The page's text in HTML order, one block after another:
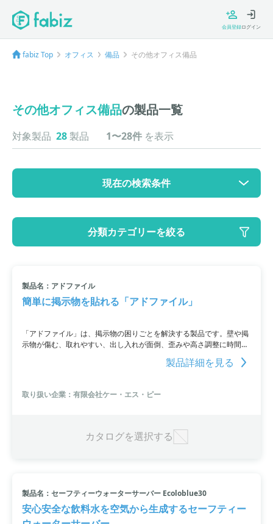
会員登録ログイン
fabiz Top オフィス 備品 その他オフィス備品
その他オフィス備品の製品一覧
対象製品 28 製品 1〜28件 を表示
現在の検索条件
大カテゴリ: オフィス
小カテゴリ: その他オフィス備品
分類カテゴリーを絞る
製品名：アドファイル
簡単に掲示物を貼れる「アドファイル」
「アドファイル」は、掲示物の困りごとを解決する製品です。壁や掲
示物が傷む、取れやすい、出し入れが面倒、歪みや高さ調整に時間が
かかるといった悩みを解消します。2ステップで誰でも簡単に掲示す
ることができ、ボードも付けることが可能。さらに、オリジナルデザ
イプ、A4サイズ縦タイプの3種類がラインナップ。詳細はPDF資料を
ご覧いただくか、お問い合わせください。
製品詳細を見る
取り扱い企業：有限会社ケー・エス・ピー
カタログを選択する
製品名：セーフティーウォーターサーバー Ecoloblue30
安心安全な飲料水を空気から生成するセーフティー